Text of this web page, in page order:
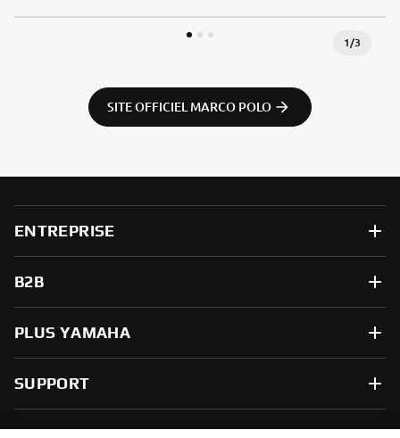
1/3
SITE OFFICIEL MARCO POLO
ENTREPRISE
B2B
PLUS YAMAHA
SUPPORT